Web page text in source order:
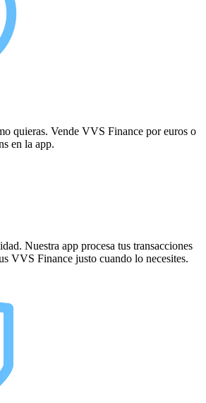
quieras. Vende VVS Finance por euros o
en la app.
Nuestra app procesa tus transacciones
VVS Finance justo cuando lo necesites.